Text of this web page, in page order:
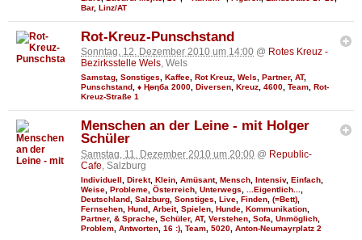
Bar, Linz/AT
Rot-Kreuz-Punschstand
Sonntag, 12. Dezember 2010 um 14:00 @ Rotes Kreuz -
Bezirksstelle Wels, Wels
Samstag, Sonstiges, Kaffee, Rot Kreuz, Wels, Partner, AT,
Punschstand, ♦ Ңөηба 2000, Diversen, Kreuz, 4600, Team, Rot-
Kreuz-Straße 1
Menschen an der Leine - mit Holger
Schüler
Samstag, 11. Dezember 2010 um 20:00 @ Republic-
Cafe , Salzburg
Individuell Direkt, Klein Amüsant, Mensch Intensiv, Einfach
Weise Probleme Österreich Unterwegs ...Eigentlich...
Deutschland Salzburg Sonstiges Live Finden (=Bett)
Fernsehen Hund Arbeit, Spielen Hunde Kommunikation
Partner, & Sprache Schüler, AT, Verstehen Sofa Unmöglich
Problem Antworten 16 :) Team 5020 Anton-Neumayrplatz 2